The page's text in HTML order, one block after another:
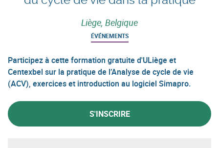
Liège, Belgique
ÉVÉNEMENTS
Participez à cette formation gratuite d'ULiège et
Centexbel sur la pratique de l’Analyse de cycle de vie
(ACV), exercices et introduction au logiciel Simapro.
S'INSCRIRE